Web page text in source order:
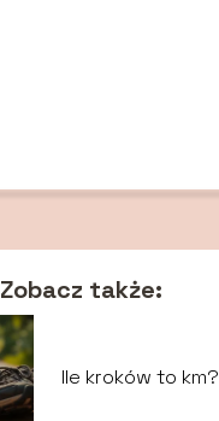
Zobacz także:
Ile kroków to km?